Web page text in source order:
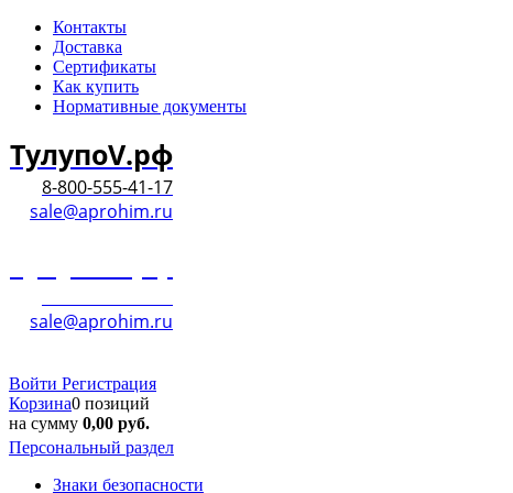
Контакты
Доставка
Сертификаты
Как купить
Нормативные документы
ТулупоV.рф
8-800-555-41-17
sale@aprohim.ru
sale@aprohim.ru
Войти Регистрация
Корзина0 позиций
на сумму 0,00 руб.
Персональный раздел
Знаки безопасности